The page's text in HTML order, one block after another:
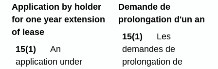
Application by holder
for one year extension
of lease
15(1)
An
application under
Demande de
prolongation d'un an
15(1)
Les
demandes de
prolongation de